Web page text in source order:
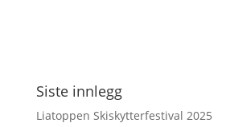
Siste innlegg
Liatoppen Skiskytterfestival 2025